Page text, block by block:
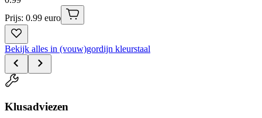
Prijs: 0.99 euro
Bekijk alles in (vouw)gordijn kleurstaal
Klusadviezen